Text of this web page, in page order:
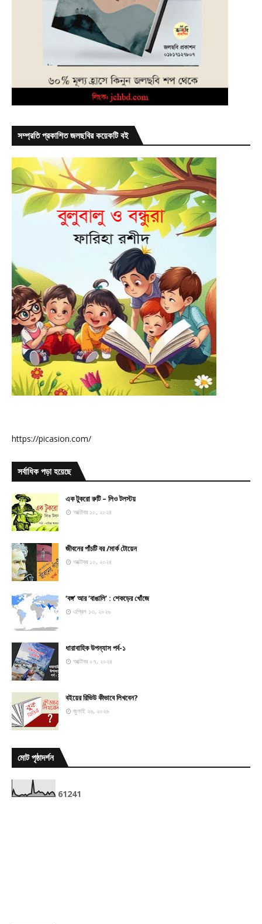
সম্প্রতি প্রকাশিত জলছবির কয়েকটি বই
https://picasion.com/
সর্বাধিক পড়া হয়েছে
এক টুকরো রুটি – লিও টলস্টয়
অক্টোবর ১০, ২০২৪
জীবনের পাঁচটি বর /মার্ক টোয়েন
অক্টোবর ১০, ২০২৪
‘বঙ্গ’ আর ‘বাঙালি’ : শেকড়ের খোঁজে
এপ্রিল ১৩, ২০২৬
ধারাবাহিক উপন্যাস পর্ব-১
অক্টোবর ০৭, ২০২৪
বইয়ের রিভিউ কীভাবে লিখবেন?
জুলাই ২৬, ২০২৬
মোট পৃষ্ঠাদর্শন
61241